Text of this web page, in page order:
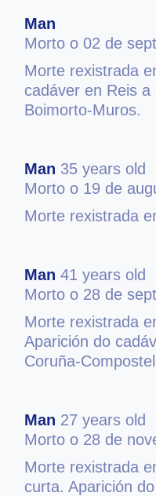
Man
Morto o 02 de
Morte rexistrada
cadáver en Reis
Boimorto-Muros.
Man 35 years old
Morto o 19 de
Morte rexistrada
Man 41 years old
Morto o 28 de
Morte rexistrada
Aparición do
Coruña-
Man 27 years old
Morto o 28 de
Morte rexistrada
curta. Aparición